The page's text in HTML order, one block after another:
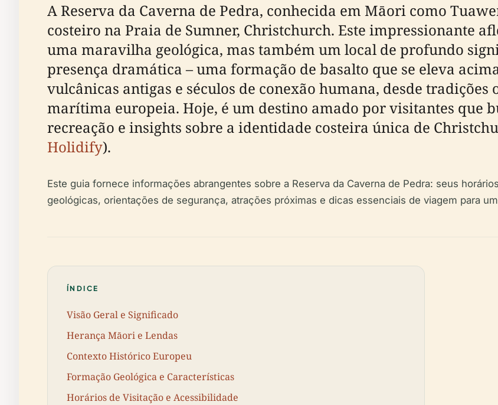
A Reserva da Caverna de Pedra, conhecida em Māori como
costeiro na Praia de Sumner, Christchurch. Este impressionante
uma maravilha geológica, mas também um local de profundo
presença dramática – uma formação de basalto que se eleva
vulcânicas antigas e séculos de conexão humana, desde
marítima europeia. Hoje, é um destino amado por visitantes que
recreação e insights sobre a identidade costeira única de
Holidify).
Este guia fornece informações abrangentes sobre a Reserva da Caverna de Pedra: seus
geológicas, orientações de segurança, atrações próximas e dicas essenciais de viagem para
ÍNDICE
Visão Geral e Significado
Herança Māori e Lendas
Contexto Histórico Europeu
Formação Geológica e Características
Horários de Visitação e Acessibilidade